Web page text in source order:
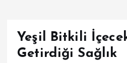
Yeşil Bitkili
Getirdiği Sağlık